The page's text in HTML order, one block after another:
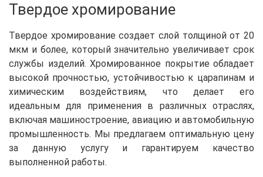
Твердое хромирование
Твердое хромирование создает слой толщиной от 20
мкм и более, который значительно увеличивает срок
службы изделий. Хромированное покрытие обладает
высокой прочностью, устойчивостью к царапинам и
химическим воздействиям, что делает его
идеальным для применения в различных отраслях,
включая машиностроение, авиацию и автомобильную
промышленность. Мы предлагаем оптимальную цену
за данную услугу и гарантируем качество
выполненной работы.